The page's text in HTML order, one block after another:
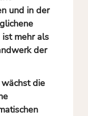
und in der
ist mehr als
der
die